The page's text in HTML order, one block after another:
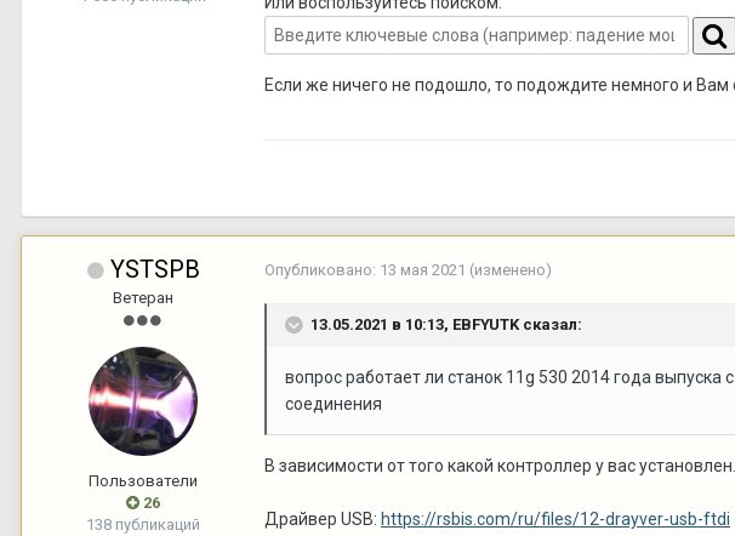
Если же ничего не подошло, то подождите немного и Вам
YSTSPB
Ветеран
Пользователи
26
138 публикаций
Опубликовано: 13 мая 2021 (изменено)
13.05.2021 в 10:13, EBFYUTK сказал:
вопрос работает ли станок 11g 530 2014 года
соединения
В зависимости от того какой контроллер у вас
Драйвер USB: https://rsbis.com/ru/files/12-drayver-usb-ftdi